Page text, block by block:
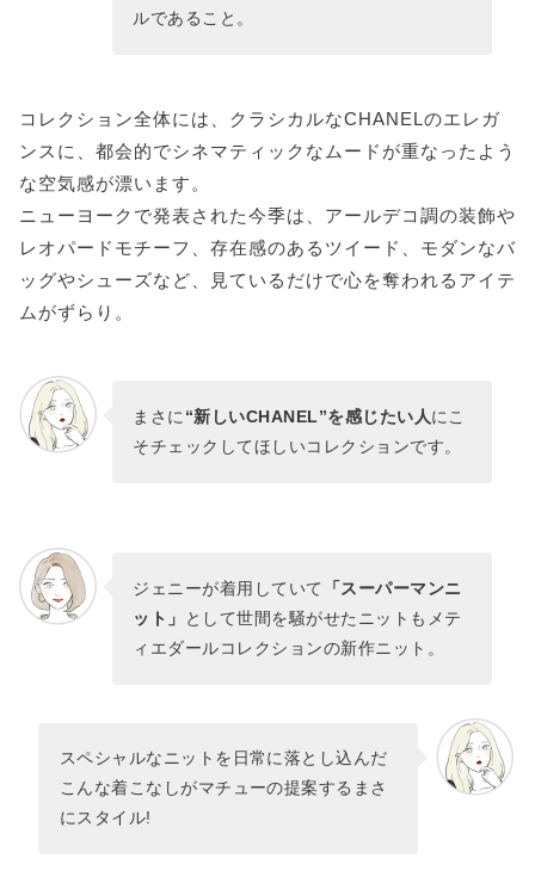
ルであること。
コレクション全体には、クラシカルなCHANELのエレガ
ンスに、都会的でシネマティックなムードが重なったよう
な空気感が漂います。
ニューヨークで発表された今季は、アールデコ調の装飾や
レオパードモチーフ、存在感のあるツイード、モダンなバ
ッグやシューズなど、見ているだけで心を奪われるアイテ
ムがずらり。
まさに “新しいCHANEL”を感じたい人にこ
そチェックしてほしいコレクションです。
ジェニーが着用していて
「スーパーマンニ
ット」
として世間を騒がせたニットもメテ
ィエダールコレクションの新作ニット。
スペシャルなニットを日常に落とし込んだ
こんな着こなしがマチューの提案するまさ
にスタイル!